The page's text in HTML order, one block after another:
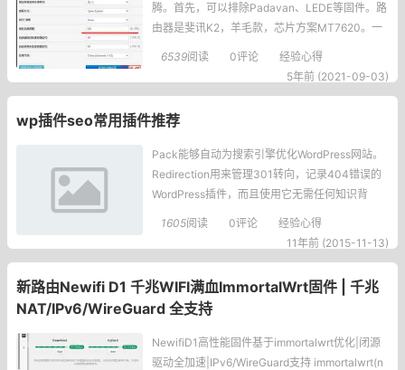
腾。首先，可以排除Padavan、LEDE等固件。路
由器是斐讯K2，羊毛款，芯片方案MT7620。一
开始OpenWrt上没有无线驱动，可玩性很差，于
是有人做了驱动的移植，github上面可以搜到当
后来，一个很火的OpenWrt的分支LEDE，也
6539阅读 0评论
经验心得
5年前 (2021-09-03)
wp插件seo常用插件推荐
Pack能够自动为搜索引擎优化WordPress网站。
Redirection用来管理301转向，记录404错误的
WordPress插件，而且使用它无需任何知识背
景。SearchEverything可通过选项面板增强Word
Press的默认搜索功能。HeadSpace2几乎能够操
1605阅读 0评论
经验心得
11年前 (2015-11-13)
新路由Newifi D1 千兆WIFI满血ImmortalWrt固件 | 千兆
NAT/IPv6/WireGuard 全支持
NewifiD1高性能固件基于immortalwrt优化|闭源
驱动全加速|IPv6/WireGuard支持 immortalwrt(n